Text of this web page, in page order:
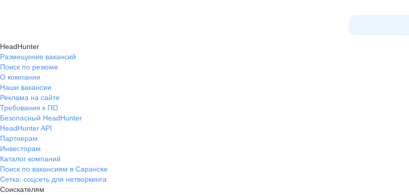
HeadHunter
Размещение вакансий
Поиск по резюме
О компании
Наши вакансии
Реклама на сайте
Требования к ПО
Безопасный HeadHunter
HeadHunter API
Партнерам
Инвесторам
Каталог компаний
Поиск по вакансиям в Саранске
Сетка: соцсеть для нетворкинга
Соискателям